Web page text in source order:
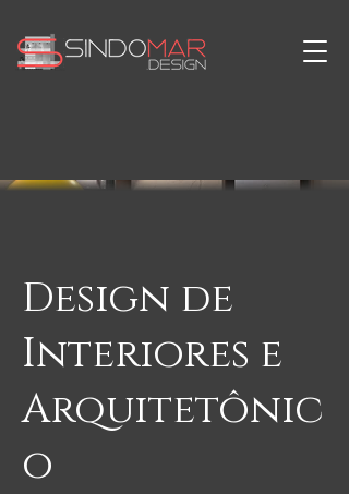
Design de
Interiores e
Arquitetônic
o